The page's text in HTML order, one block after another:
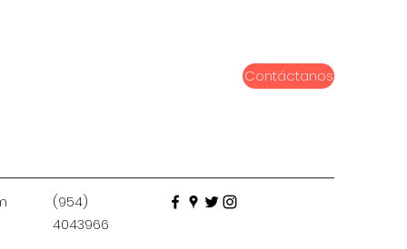
Contáctanos
(954)
4043966